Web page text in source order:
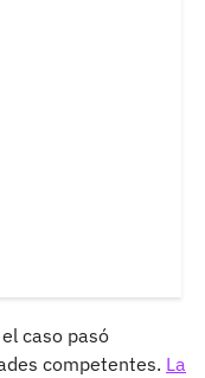
caso pasó
competentes. La